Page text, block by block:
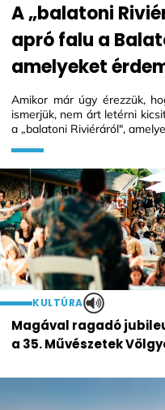
KULTÚRA
Magával ragadó
a 35. Művészetek
A „balatoni
apró falu a
amelyeket
Amikor már úgy érezzük,
ismerjük, nem árt letérni
a „balatoni Riviéráról",